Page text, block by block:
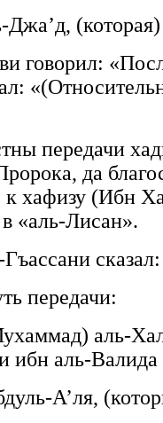
(которая)
говорил:
передачи
да
к хафизу
«аль-Лисан».
передачи:
аль-
аль-Валида
А’ля,